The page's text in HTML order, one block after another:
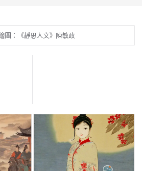
圖：《靜思人文》陳敏政